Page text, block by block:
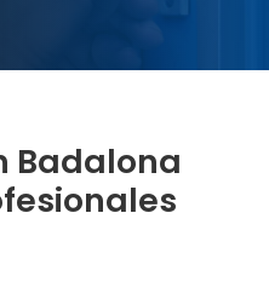
Badalona